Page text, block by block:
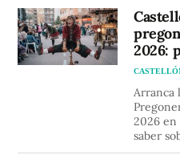
2026:
Arranca
2026 en
saber